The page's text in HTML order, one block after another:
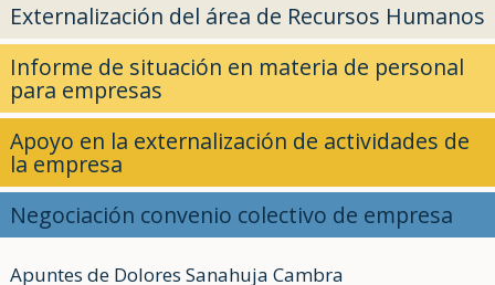
Externalización del área de Recursos Humanos
Informe de situación en materia de personal
para empresas
Apoyo en la externalización de actividades de
la empresa
Negociación convenio colectivo de empresa
Apuntes de Dolores Sanahuja Cambra